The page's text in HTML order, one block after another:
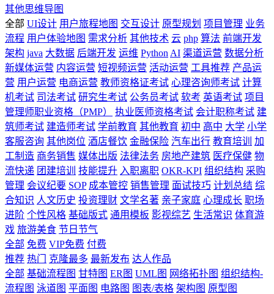
其他思维导图
全部 UI设计 用户旅程地图 交互设计 原型规划 项目管理 业务
流程 用户体验地图 需求分析 其他技术 云 php 算法 前端开发
架构 java 大数据 后端开发 运维 Python AI 渠道运营 数据分析
新媒体运营 内容运营 短视频运营 活动运营 工具推荐 产品运
营 用户运营 电商运营 教师资格证考试 心理咨询师考试 计算
机考试 司法考试 研究生考试 公务员考试 软考 英语考试 项目
管理师职业资格（PMP）
执业医师资格考试 会计职称考试 建
筑师考试 建造师考试 学前教育 其他教育 初中 高中 大学 小学
客服咨询 其他岗位 酒店餐饮 金融保险 汽车出行 教育培训
加
工制造 商务销售 媒体出版 法律法务 房地产建筑 医疗保健 物
流快递 团建培训 技能提升 入职离职 OKR-KPI 组织结构 采购
管理 会议纪要 SOP 成本管控 销售管理 面试技巧 计划总结 综
合知识 人文历史 投资理财 文学名著 亲子家庭 心理成长 职场
进阶 个性风格 基础版式 通用模板 影视综艺 生活常识 体育游
戏 旅游美食 节日节气
全部 免费 VIP免费 付费
推荐 热门 克隆最多 最新发布 达人作品
全部 基础流程图 甘特图 ER图 UML图 网络拓扑图 组织结构-
流程图 泳道图 平面图 电路图 图表/表格 架构图 原型图